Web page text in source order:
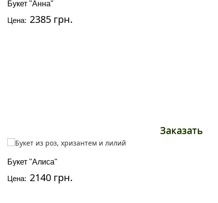
Букет "Анна"
Цена: 2385 грн.
Заказать
Букет "Алиса"
Цена: 2140 грн.